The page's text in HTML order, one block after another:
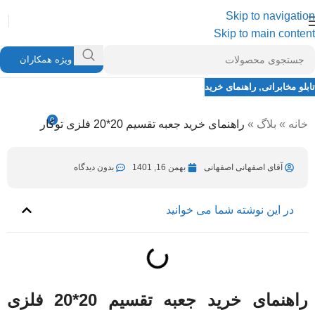
Skip to navigation
Skip to main content
ویژه همکاران
تابلو مخابراتی, راهنمای خرید
آقای اصفهانی اصفهانیبهمن 25, 1401 در بهمن 16, 1401
0 خانه » بلاگ » راهنمای خرید جعبه تقسیم 20*20 فلزی توکار
آقای اصفهانی اصفهانی بهمن 16, 1401 بدون دیدگاه
در این نوشته شما می خوانید
راهنمای خرید جعبه تقسیم 20*20 فلزی